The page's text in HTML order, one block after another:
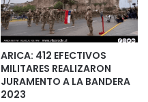
ARICA: 412 EFECTIVOS
MILITARES REALIZARON
JURAMENTO A LA BANDERA
2023